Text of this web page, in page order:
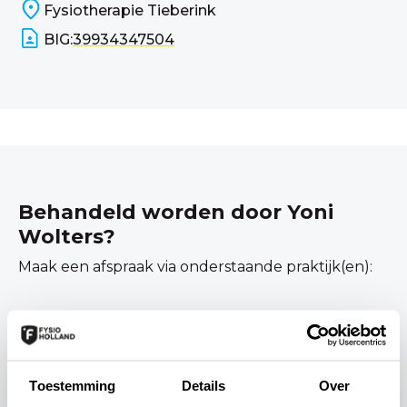
Toestemming Details Over
Fysiotherapie Tieberink
BIG:39934347504
Behandeld worden door Yoni
Wolters?
Maak een afspraak via onderstaande praktijk(en):